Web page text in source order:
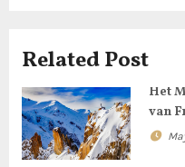
i
g
a
Related Post
Het
van